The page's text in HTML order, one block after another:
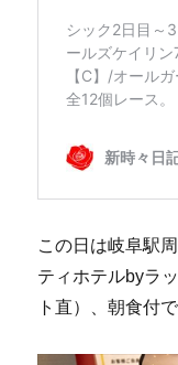
この日は岐阜駅
ティホテルbyラ
ト直）、朝食付